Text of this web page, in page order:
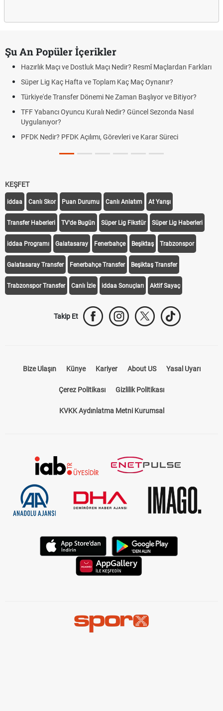
Şu An Popüler İçerikler
Hazırlık Maçı ve Dostluk Maçı Nedir? Resmî Maçlardan Farkları
Süper Lig Kaç Hafta ve Toplam Kaç Maç Oynanır?
Türkiye'de Transfer Dönemi Ne Zaman Başlıyor ve Bitiyor?
TFF Yabancı Oyuncu Kuralı Nedir? Güncel Sezonda Nasıl
Uygulanıyor?
PFDK Nedir? PFDK Açılımı, Görevleri ve Karar Süreci
KEŞFET
iddaa Canlı Skor Puan Durumu Canlı Anlatım At Yarışı
Transfer Haberleri TV'de Bugün Süper Lig Fikstür Süper Lig Haberleri
iddaa Programı Galatasaray Fenerbahçe Beşiktaş Trabzonspor
Galatasaray Transfer Fenerbahçe Transfer Beşiktaş Transfer
Trabzonspor Transfer Canlı İzle iddaa Sonuçları Aktif Sayaç
Takip Et
Bize Ulaşın Künye Kariyer About US Yasal Uyarı
Çerez Politikası Gizlilik Politikası
KVKK Aydınlatma Metni Kurumsal